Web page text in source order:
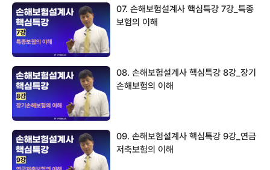
07. 손해보험설계사 핵심특강 7강_특종
보험의 이해
08. 손해보험설계사 핵심특강 8강_장기
손해보험의 이해
09. 손해보험설계사 핵심특강 9강_연금
저축보험의 이해